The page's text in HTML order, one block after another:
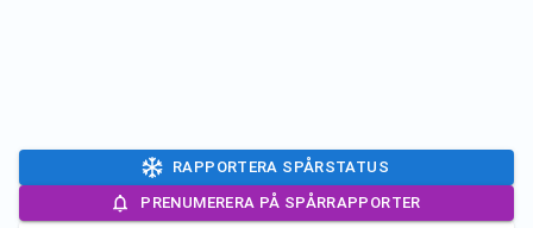
RAPPORTERA SPÅRSTATUS
PRENUMERERA PÅ SPÅRRAPPORTER